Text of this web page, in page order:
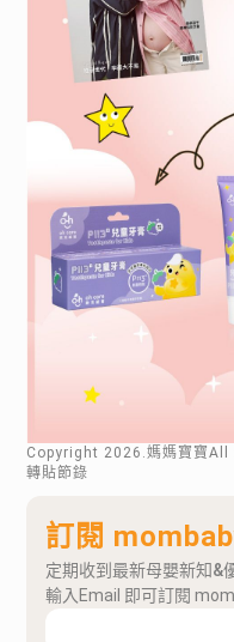
Copyright 2026 .媽媽寶寶
轉貼節錄
訂閱
定期收到最新母嬰新知&
輸入Email 即可訂閱